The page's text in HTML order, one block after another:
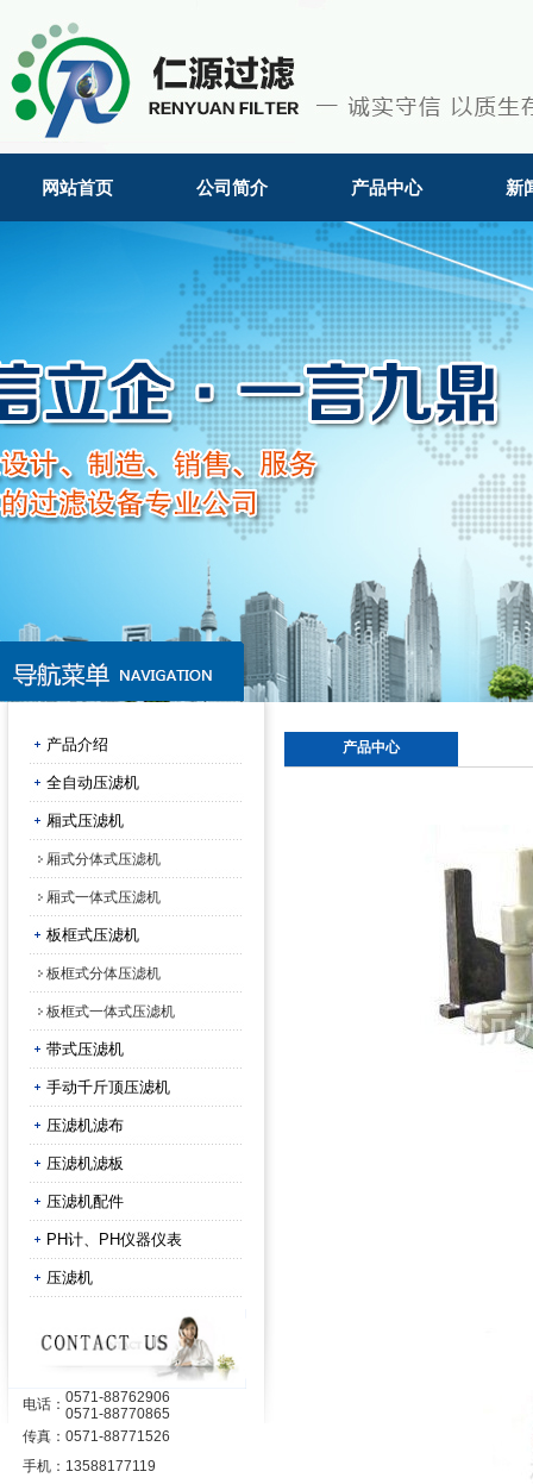
网站首页 公司简介 产品中心 新
产品介绍
全自动压滤机
厢式压滤机
厢式分体式压滤机
厢式一体式压滤机
板框式压滤机
板框式分体压滤机
板框式一体式压滤机
带式压滤机
手动千斤顶压滤机
压滤机滤布
压滤机滤板
压滤机配件
PH计、PH仪器仪表
压滤机
电话： 0571-88762906
0571-88770865
传真： 0571-88771526
手机： 13588177119
产品中心